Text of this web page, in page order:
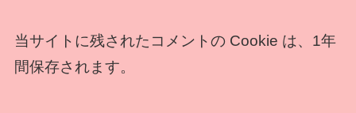
当サイトに残されたコメントの Cookie は、1年
間保存されます。